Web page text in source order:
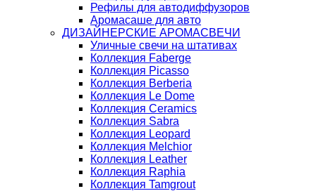
Рефилы для автодиффузоров
Аромасаше для авто
ДИЗАЙНЕРСКИЕ АРОМАСВЕЧИ
Уличные свечи на штативах
Коллекция Faberge
Коллекция Picasso
Коллекция Berberia
Коллекция Le Dome
Коллекция Ceramics
Коллекция Sabra
Коллекция Leopard
Коллекция Melchior
Коллекция Leather
Коллекция Raphia
Коллекция Tamgrout